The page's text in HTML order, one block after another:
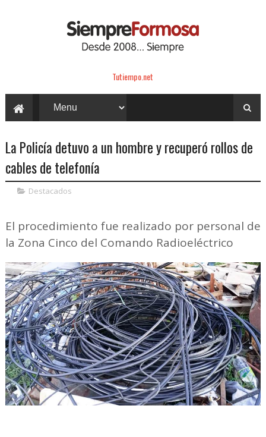
Tutiempo.net
La Policía detuvo a un hombre y recuperó rollos de
cables de telefonía
Destacados
El procedimiento fue realizado por personal de
la Zona Cinco del Comando Radioeléctrico